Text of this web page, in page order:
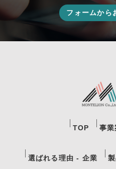
フォームから
TOP 事業
選ばれる理由 - 企業